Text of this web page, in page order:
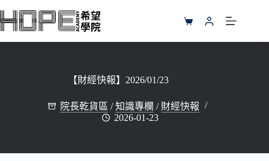
至
購
物
【財經快報】2026/01/23
院長乾貨區 /知識專欄 / 財經快報
2026-01-23